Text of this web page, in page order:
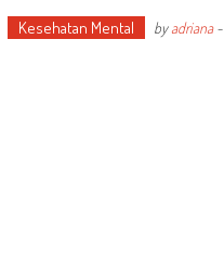
Kesehatan Mental byadriana-